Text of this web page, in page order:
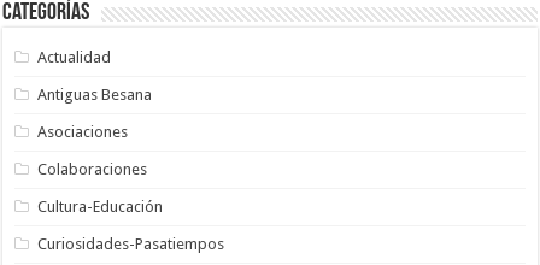
Categorías
Actualidad
Antiguas Besana
Asociaciones
Colaboraciones
Cultura-Educación
Curiosidades-Pasatiempos